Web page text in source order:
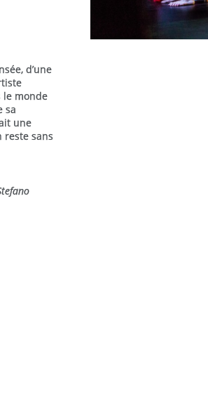
d’une
le monde
sa
une
reste sans